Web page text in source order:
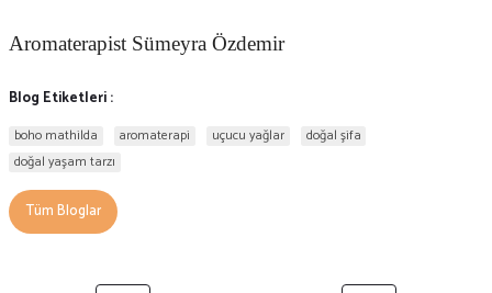
Aromaterapist Sümeyra Özdemir
Blog Etiketleri :
boho mathilda aromaterapi uçucu yağlar
doğal şifa
doğal yaşam tarzı
Tüm Bloglar